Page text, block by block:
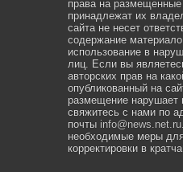
права на
принадлежат их
сайта не несет
содержание
использование в
лиц. Если вы
авторских прав на
опубликованный на
размещение нарушает
свяжитесь с нами по
почты info@news.net.ru
необходимые меры
корректировки в